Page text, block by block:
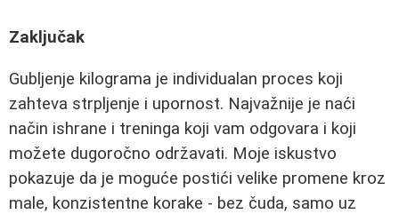
Zaključak
Gubljenje kilograma je individualan proces koji
zahteva strpljenje i upornost. Najvažnije je naći
način ishrane i treninga koji vam odgovara i koji
možete dugoročno održavati. Moje iskustvo
pokazuje da je moguće postići velike promene kroz
male, konzistentne korake - bez čuda, samo uz